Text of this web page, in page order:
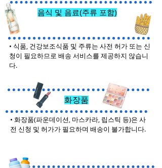
음식 및 음료(주류 포함)
• 식품, 건강보조식품 및 주류는 사전 허가 또는 신
청이 필요하므로 배송 서비스를 제공하지 않습니
다.
화장품
• 화장품(파운데이션, 마스카라, 립스틱 등)은 사
전 신청 및 허가가 필요하며 배송이 불가합니다.